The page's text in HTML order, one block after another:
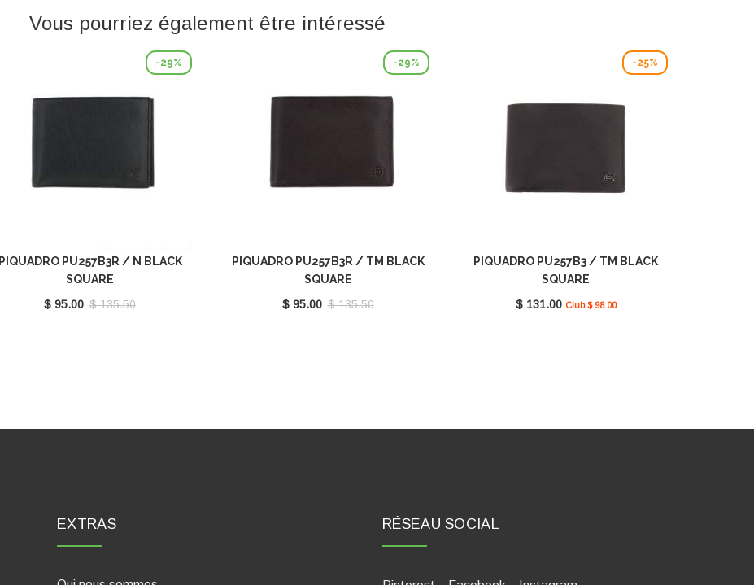
Vous pourriez également être intéressé
-29%
PIQUADRO PU257B3R / N BLACK
SQUARE
$ 95.00 $ 135.50
-29%
PIQUADRO PU257B3R / TM BLACK
SQUARE
$ 95.00 $ 135.50
-25%
PIQUADRO PU257B3 / TM BLACK
SQUARE
$ 131.00 Club $ 98.00
EXTRAS RÉSEAU SOCIAL